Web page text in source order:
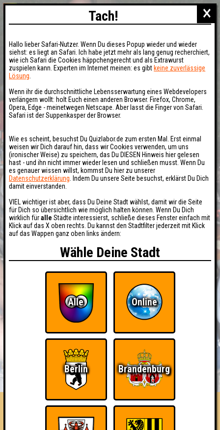
HIGHSCORE RESERVIERUNG
FAQ ÜBER UNS
Hints&Cunz
×
Tach!
Hallo lieber Safari-Nutzer. Wenn Du dieses Popup wieder und wieder
siehst: es liegt an Safari. Ich habe jetzt mehr als lang genug recherchiert,
wie ich Safari die Cookies häppchengerecht und als Extrawurst
zuspielen kann. Experten im Internet meinen: es gibt keine zuverlässige
Lösung
Wenn ihr die durchschnittliche Lebensserwartung eines Webdevelopers
verlängern wollt: holt Euch einen anderen Browser. Firefox, Chrome,
Opera, Edge - meinetwegen Netscape. Aber lasst die Finger von Safari.
Safari ist der Suppenkasper der Browser.
Wie es scheint, besuchst Du Quizlabor.de zum ersten Mal. Erst einmal
weisen wir Dich darauf hin, dass wir Cookies verwenden, um uns
(ironischer Weise) zu speichern, das Du DIESEN Hinweis hier gelesen
hast - und ihn nicht immer wieder lesen und schließen musst. Wenn Du
es genauer wissen willst, kommst Du hier zu unserer
Datenschutzerklärung . Indem Du unsere Seite besuchst, erklärst Du Dich
damit einverstanden.
VIEL wichtiger ist aber, dass Du Deine Stadt wählst, damit wir die Seite
für Dich so übersichtlich wie möglich halten können. Wenn Du Dich
wirklich füralle Städte interessierst, schließe dieses Fenster einfach mit
Klick auf das X oben rechts. Du kannst den Stadtfilter jederzeit mit Klick
auf das Wappen ganz oben links ändern:
Wähle Deine Stadt
Alle Online
Berlin Brandenburg